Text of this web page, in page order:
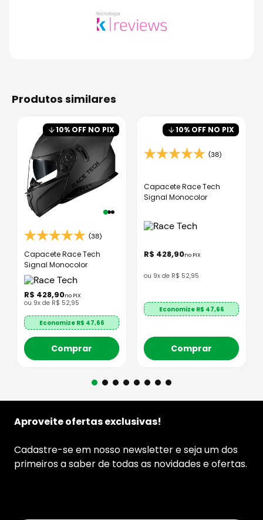
produtos similares
10% OFF NO PIX
(38)
Capacete Race Tech
Signal Monocolor
R$ 428,90no PIX
ou 9x de R$ 52,95
Economize R$ 47,66
Comprar
10% OFF NO PIX
(38)
Capacete Race Tech
Signal Monocolor
R$ 428,90no PIX
ou 9x de R$ 52,95
Economize R$ 47,66
Comprar
Aproveite ofertas exclusivas!
Cadastre-se em nosso newsletter e seja um dos
primeiros a saber de todas as novidades e ofertas.